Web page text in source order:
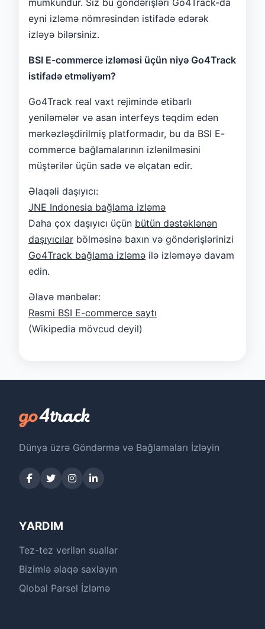
eyni izləmə nömrəsindən istifadə edərək
izləyə bilərsiniz.
BSI E-commerce izləməsi üçün niyə Go4Track
istifadə etməliyəm?
Go4Track real vaxt rejimində etibarlı
yeniləmələr və asan interfeys təqdim edən
mərkəzləşdirilmiş platformadır, bu da BSI E-
commerce bağlamalarının izlənilməsini
müştərilər üçün sadə və əlçatan edir.
Əlaqəli daşıyıcı:
JNE Indonesia bağlama izləmə
Daha çox daşıyıcı üçün bütün dəstəklənən
daşıyıcılar bölməsinə baxın və göndərişlərinizi
Go4Track bağlama izləmə ilə izləməyə davam
edin.
Əlavə mənbələr:
Rəsmi BSI E-commerce saytı
(Wikipedia mövcud deyil)
Dünya üzrə Göndərmə və Bağlamaları İzləyin
YARDIM
Tez-tez verilən suallar
Bizimlə əlaqə saxlayın
Qlobal Parsel İzləmə